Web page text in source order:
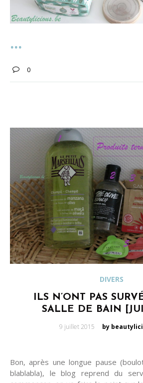
0
DIVERS
ILS N’ONT PAS
SALLE DE BAIN
Posted
on
9 juillet 2015 by
Bon, après une longue pause
blablabla), le blog reprend du